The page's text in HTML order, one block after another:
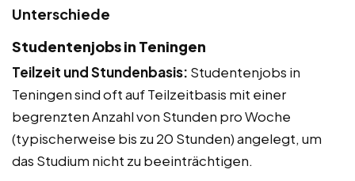
Unterschiede
Studentenjobs in Teningen
Teilzeit und Stundenbasis: Studentenjobs in
Teningen sind oft auf Teilzeitbasis mit einer
begrenzten Anzahl von Stunden pro Woche
(typischerweise bis zu 20 Stunden) angelegt, um
das Studium nicht zu beeinträchtigen.